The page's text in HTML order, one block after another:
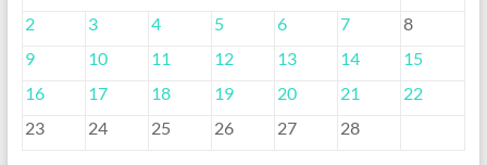
2
3 4 5 6 7
8
9
10 11 12 13 14
15
16
17 18 19 20 21
22
23
24 25 26 27 28